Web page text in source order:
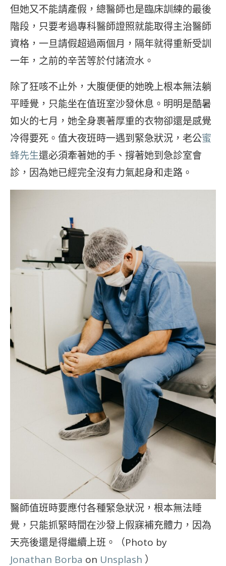
但她又不能請產假，總醫師也是臨床訓練的最後
階段，只要考過專科醫師證照就能取得主治醫師
資格，一旦請假超過兩個月，隔年就得重新受訓
一年，之前的辛苦等於付諸流水。
除了狂咳不止外，大腹便便的她晚上根本無法躺
平睡覺，只能坐在值班室沙發休息。明明是酷暑
如火的七月，她全身裹著厚重的衣物卻還是感覺
冷得要死。值大夜班時一遇到緊急狀況，老公蜜
蜂先生還必須牽著她的手、撐著她到急診室會
診，因為她已經完全沒有力氣起身和走路。
醫師值班時要應付各種緊急狀況，根本無法睡
覺，只能抓緊時間在沙發上假寐補充體力，因為
天亮後還是得繼續上班。（Photo by
Jonathan Borba on Unsplash ）